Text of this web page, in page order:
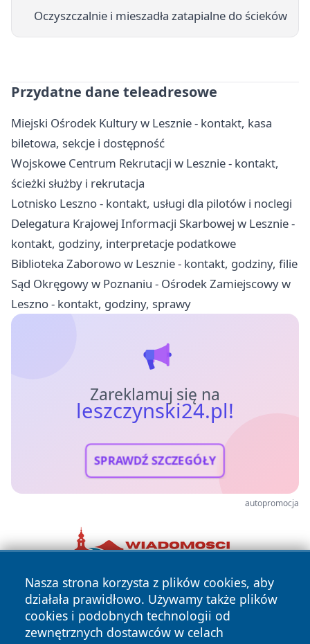
Oczyszczalnie i mieszadła zatapialne do ścieków
Przydatne dane teleadresowe
Miejski Ośrodek Kultury w Lesznie - kontakt, kasa
biletowa, sekcje i dostępność
Wojskowe Centrum Rekrutacji w Lesznie - kontakt,
ścieżki służby i rekrutacja
Lotnisko Leszno - kontakt, usługi dla pilotów i noclegi
Delegatura Krajowej Informacji Skarbowej w Lesznie -
kontakt, godziny, interpretacje podatkowe
Biblioteka Zaborowo w Lesznie - kontakt, godziny, filie
Sąd Okręgowy w Poznaniu - Ośrodek Zamiejscowy w
Leszno - kontakt, godziny, sprawy
Zareklamuj się na
leszczynski24.pl!
SPRAWDŹ SZCZEGÓŁY
autopromocja
Nasza strona korzysta z plików cookies, aby
działała prawidłowo. Używamy także plików
cookies i podobnych technologii od
zewnętrznych dostawców w celach